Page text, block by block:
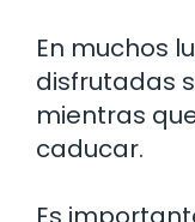
En muchos
disfrutadas
mientras
caducar.